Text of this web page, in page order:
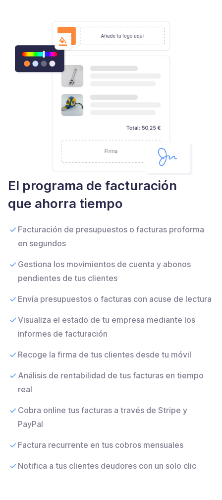
El programa de facturación
que ahorra tiempo
Facturación de presupuestos o facturas proforma
en segundos
Gestiona los movimientos de cuenta y abonos
pendientes de tus clientes
Envía presupuestos o facturas con acuse de lectura
Visualiza el estado de tu empresa mediante los
informes de facturación
Recoge la firma de tus clientes desde tu móvil
Análisis de rentabilidad de tus facturas en tiempo
real
Cobra online tus facturas a través de Stripe y
PayPal
Factura recurrente en tus cobros mensuales
Notifica a tus clientes deudores con un solo clic